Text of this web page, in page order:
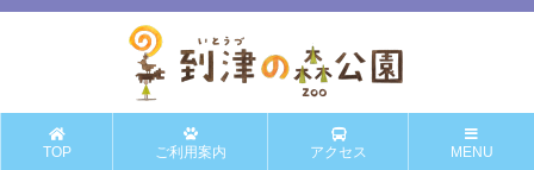
TOP ご利用案内 アクセス MENU